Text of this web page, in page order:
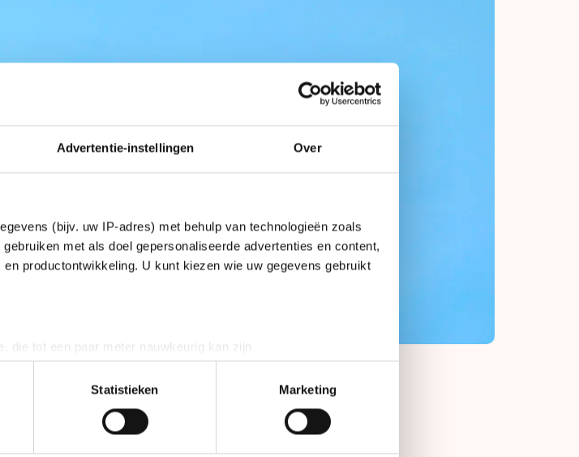
Advertentie-instellingen Over
(bijv. uw IP-adres) met behulp van technologieën zoals
met als doel gepersonaliseerde advertenties en content,
productontwikkeling. U kunt kiezen wie uw gegevens gebruikt
die tot een paar meter nauwkeurig kan zijn
op specifieke eigenschappen (fingerprinting)
en stel uw voorkeuren in het
detailgedeeltein. U kunt uw
Statistieken Marketing